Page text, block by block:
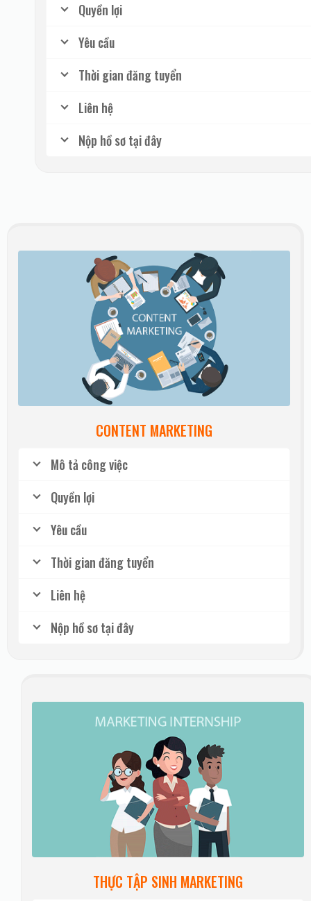
Quyền lợi
Yêu cầu
Thời gian đăng tuyển
Liên hệ
Nộp hồ sơ tại đây
CONTENT MARKETING
Mô tả công việc
Quyền lợi
Yêu cầu
Thời gian đăng tuyển
Liên hệ
Nộp hồ sơ tại đây
THỰC TẬP SINH MARKETING